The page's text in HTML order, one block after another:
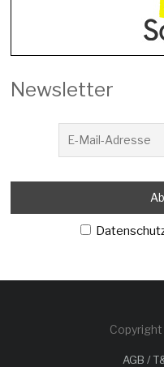
Newsletter
AGB /